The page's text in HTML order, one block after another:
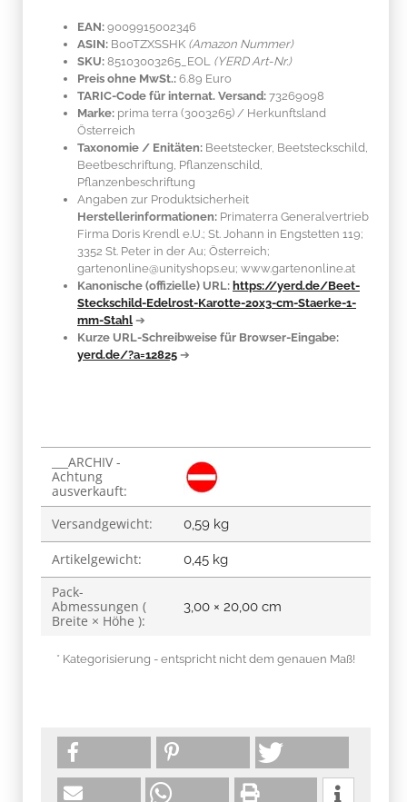
EAN: 9009915002346
ASIN: B00TZXSSHK (Amazon Nummer)
SKU: 85103003265_EOL
(YERD Art-Nr.)
Preis ohne MwSt.: 6.89 Euro
TARIC-Code für internat. Versand: 73269098
Marke: prima terra (3003265) / Herkunftsland
Österreich
Taxonomie / Enitäten: Beetstecker, Beetsteckschild,
Beetbeschriftung, Pflanzenschild,
Pflanzenbeschriftung
Angaben zur Produktsicherheit
Herstellerinformationen: Primaterra Generalvertrieb
Firma Doris Krendl e.U.; St. Johann in Engstetten 119;
3352 St. Peter in der Au; Österreich;
gartenonline@unityshops.eu; www.gartenonline.at
Kanonische (offizielle) URL: https://yerd.de/Beet-
Steckschild-Edelrost-Karotte-20x3-cm-Staerke-1-
mm-Stahl ➔
Kurze URL-Schreibweise für Browser-Eingabe:
yerd.de/?a=12825 ➔
Produkteigenschaft
Wert
___ARCHIV -
Achtung
ausverkauft:
Versandgewicht:
0,59 kg
Artikelgewicht: 0,45 kg
Pack-
Abmessungen (
Breite × Höhe ):
3,00 × 20,00 cm
* Kategorisierung - entspricht nicht dem genauen Maß!